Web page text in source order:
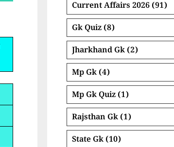
Current Affairs 2026 (91)
Gk Quiz (8)
Jharkhand Gk (2)
Mp Gk (4)
Mp Gk Quiz (1)
Rajsthan Gk (1)
State Gk (10)